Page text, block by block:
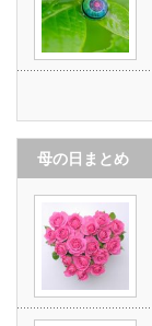
母の日まとめ